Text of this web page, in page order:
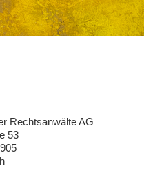
Rechtsanwälte AG
53